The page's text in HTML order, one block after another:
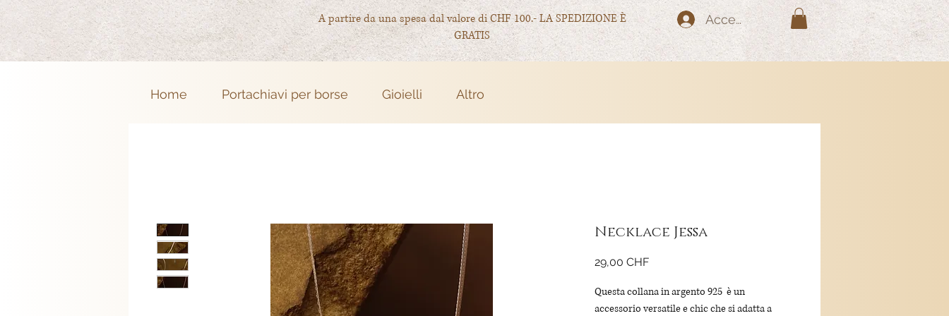
A partire da una spesa dal valore di CHF 100.- LA SPEDIZIONE È
GRATIS
Accedi
Home Portachiavi per borse Gioielli Altro
Necklace Jessa
29,00 CHFPrezzo
Questa collana in argento 925 è un
accessorio versatile e chic che si adatta a